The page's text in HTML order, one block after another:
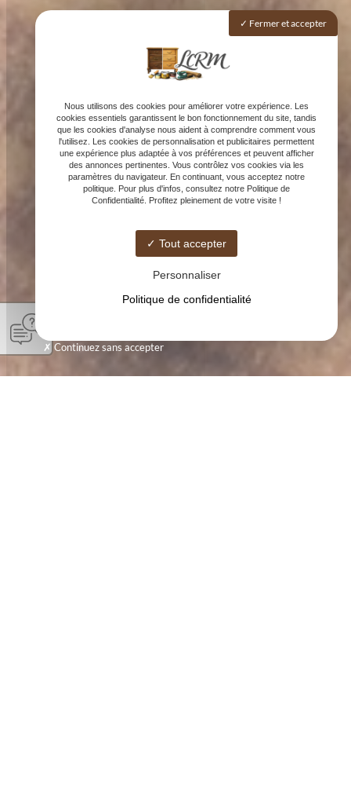
Fermer et accepter
Nous utilisons des cookies pour améliorer votre expérience. Les
cookies essentiels garantissent le bon fonctionnement du site, tandis
que les cookies d'analyse nous aident à comprendre comment vous
l'utilisez. Les cookies de personnalisation et publicitaires permettent
une expérience plus adaptée à vos préférences et peuvent afficher
des annonces pertinentes. Vous contrôlez vos cookies via les
paramètres du navigateur. En continuant, vous acceptez notre
politique. Pour plus d'infos, consultez notre Politique de
Confidentialité. Profitez pleinement de votre visite !
Tout accepter
Personnaliser
Politique de confidentialité
Continuez sans accepter